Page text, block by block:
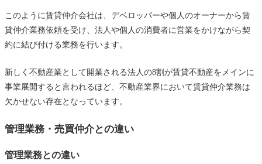
このように賃貸仲介会社は、デベロッパーや個人のオーナーから賃
貸仲介業務依頼を受け、法人や個人の消費者に営業をかけながら契
約に結び付ける業務を行います。
新しく不動産業として開業される法人の8割が賃貸不動産をメインに
事業展開すると言われるほど、不動産業界において賃貸仲介業務は
欠かせない存在となっています。
管理業務・売買仲介との違い
管理業務との違い